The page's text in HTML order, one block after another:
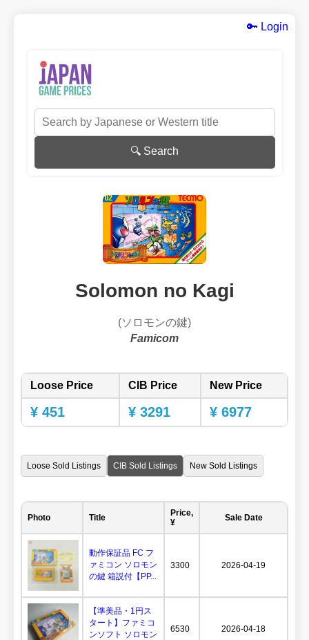
🔑 Login
🔍 Search
Solomon no Kagi
(ソロモンの鍵)
Famicom
Loose Price CIB Price New Price
¥ 451 ¥ 3291 ¥ 6977
Loose Sold Listings CIB Sold Listings New Sold Listings
Photo Title
Price,
¥
Sale Date
動作保証品 FC フ
ァミコン ソロモン
の鍵 箱説付【PP...
3300 2026-04-19
【準美品・1円ス
タート】ファミコ
ンソフト ソロモン
6530 2026-04-18